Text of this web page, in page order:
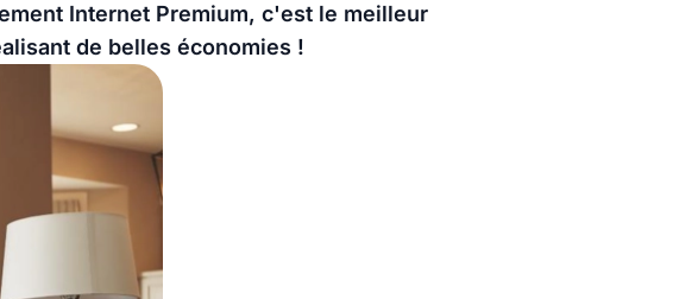
Internet Premium, c'est le meilleur
de belles économies !